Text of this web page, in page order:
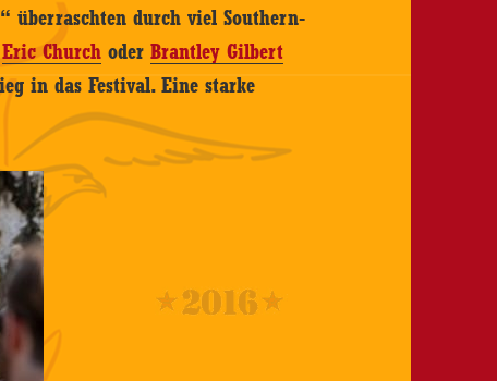
überraschten durch viel Southern-
Eric Church oderBrantley Gilbert
in das Festival. Eine starke